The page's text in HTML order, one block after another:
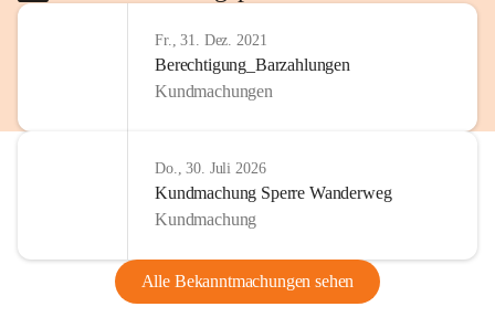
Fr., 31. Dez. 2021
Berechtigung_Barzahlungen
Kundmachungen
Do., 30. Juli 2026
Kundmachung Sperre Wanderweg
Kundmachung
Alle Bekanntmachungen sehen